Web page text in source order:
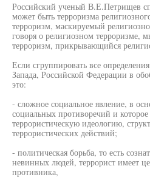
Российский ученый В.Е.Петрищев
может быть терроризма
терроризм, маскируемый
говоря о религиозном терроризме,
терроризм, прикрывающийся
Если сгруппировать все
Запада, Российской Федерации в
это:
- сложное социальное явление, в
социальных противоречий и
террористическую идеологию,
террористических действий;
- политическая борьба, то есть
невинных людей, террорист имеет
противника,